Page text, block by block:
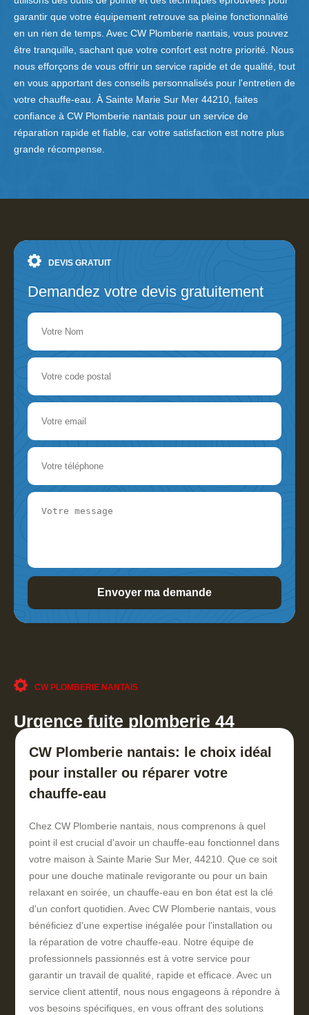
garantir que votre équipement retrouve sa pleine fonctionnalité
en un rien de temps. Avec CW Plomberie nantais, vous pouvez
être tranquille, sachant que votre confort est notre priorité. Nous
nous efforçons de vous offrir un service rapide et de qualité, tout
en vous apportant des conseils personnalisés pour l'entretien de
votre chauffe-eau. À Sainte Marie Sur Mer 44210, faites
confiance à CW Plomberie nantais pour un service de
réparation rapide et fiable, car votre satisfaction est notre plus
grande récompense.
DEVIS GRATUIT
Demandez votre devis gratuitement
CW PLOMBERIE NANTAIS
Urgence fuite plomberie 44
CW Plomberie nantais: le choix idéal
pour installer ou réparer votre
chauffe-eau
Chez CW Plomberie nantais, nous comprenons à quel
point il est crucial d'avoir un chauffe-eau fonctionnel dans
votre maison à Sainte Marie Sur Mer, 44210. Que ce soit
pour une douche matinale revigorante ou pour un bain
relaxant en soirée, un chauffe-eau en bon état est la clé
d'un confort quotidien. Avec CW Plomberie nantais, vous
bénéficiez d'une expertise inégalée pour l'installation ou
la réparation de votre chauffe-eau. Notre équipe de
professionnels passionnés est à votre service pour
garantir un travail de qualité, rapide et efficace. Avec un
service client attentif, nous nous engageons à répondre à
vos besoins spécifiques, en vous offrant des solutions